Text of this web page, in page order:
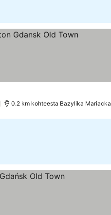
0.2 km kohteesta Bazylika Mariacka